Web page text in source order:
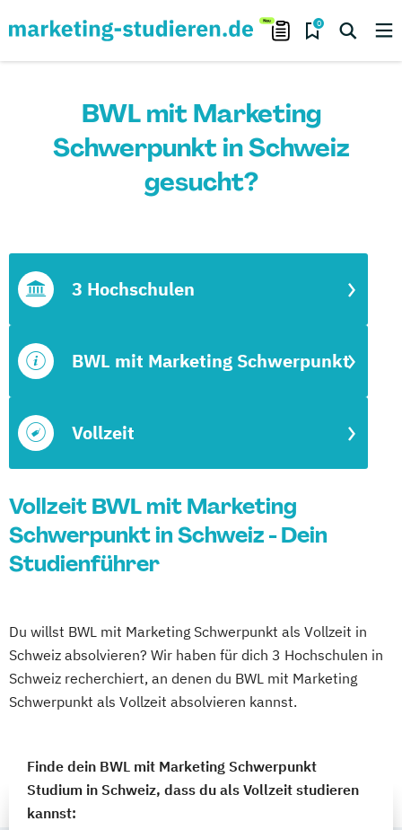
0
BWL mit Marketing
Schwerpunkt in Schweiz
gesucht?
Vollzeit
BWL mit Marketing Schwerpunkt
3 Hochschulen
Vollzeit BWL mit Marketing
Schwerpunkt in Schweiz - Dein
Studienführer
Du willst BWL mit Marketing Schwerpunkt als Vollzeit in
Schweiz absolvieren? Wir haben für dich 3 Hochschulen in
Schweiz recherchiert, an denen du BWL mit Marketing
Schwerpunkt als Vollzeit absolvieren kannst.
Finde dein BWL mit Marketing Schwerpunkt
Studium in Schweiz, dass du als Vollzeit studieren
kannst: